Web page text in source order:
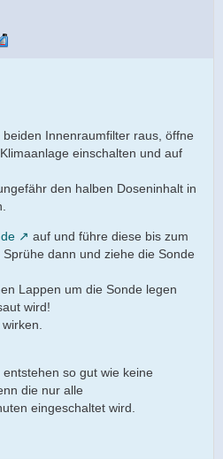
Innenraumfilter raus, öffne
einschalten und auf
den halben Doseninhalt in
auf und führe diese bis zum
dann und ziehe die Sonde
Lappen um die Sonde legen
wird!
so gut wie keine
die nur alle
eingeschaltet wird.